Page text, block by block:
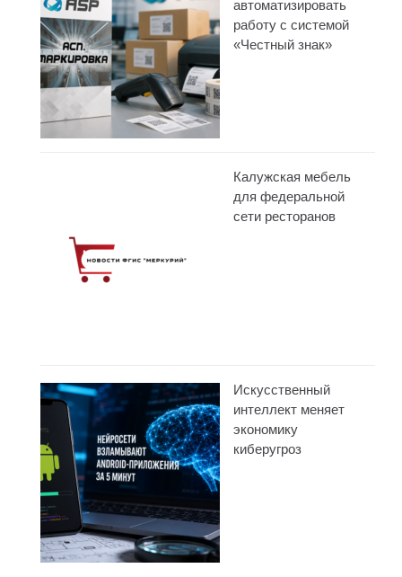
автоматизировать
работу с системой
«Честный знак»
Калужская мебель
для федеральной
сети ресторанов
Искусственный
интеллект меняет
экономику
киберугроз